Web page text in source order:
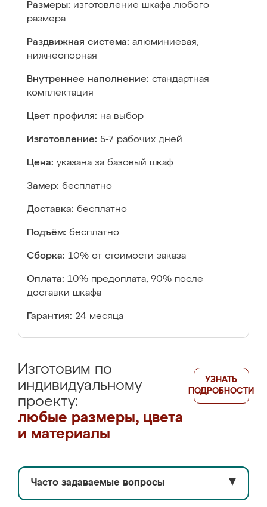
Размеры: изготовление шкафа любого
размера
Раздвижная система: алюминиевая,
нижнеопорная
Внутреннее наполнение: стандартная
комплектация
Цвет профиля: на выбор
Изготовление: 5-7 рабочих дней
Цена: указана за базовый шкаф
Замер: бесплатно
Доставка: бесплатно
Подъём: бесплатно
Сборка: 10% от стоимости заказа
Оплата: 10% предоплата, 90% после
доставки шкафа
Гарантия: 24 месяца
Изготовим по
индивидуальному
проекту:
любые размеры, цвета
и материалы
УЗНАТЬ
ПОДРОБНОСТИ
Часто задаваемые вопросы ▼